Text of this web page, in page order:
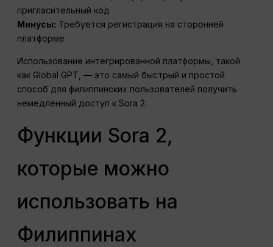
пригласительный код
Минусы: Требуется регистрация на сторонней
платформе
Использование интегрированной платформы, такой
как Global GPT, — это самый быстрый и простой
способ для филиппинских пользователей получить
немедленный доступ к Sora 2.
Функции Sora 2,
которые можно
использовать на
Филиппинах